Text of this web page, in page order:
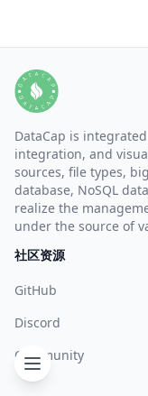
DataCap is
integration, and
sources, file types,
database, NoSQL
realize the
under the source of
社区资源
GitHub
Discord
Community